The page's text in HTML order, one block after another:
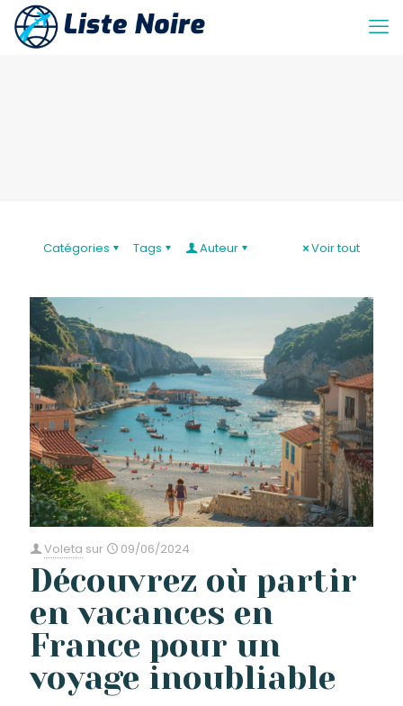
Catégories Tags Auteur Voir tout
Voleta sur 09/06/2024
Découvrez où partir
en vacances en
France pour un
voyage inoubliable